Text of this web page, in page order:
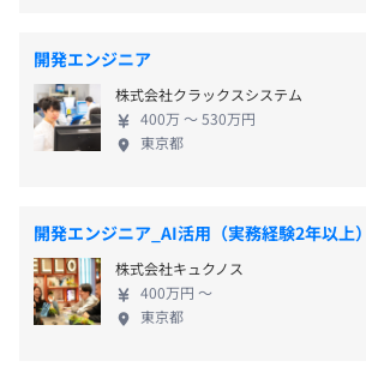
【プロジェクトの進め方】
■顧客とシステムに取り込む要件を優先
調整し、開発を進めていくため、顧客
イレクトに感じられます。
賞与：年2回（7月、12月）
◎平均3.5カ月／年（2024年実績）
※別途決算賞与支給年度あり
昇給：年1回（4月）
社会保険完備（健康保険・厚生年金加
祉団体定期保険 ・従業員持株会制度
援 ・PSIコミュニティ（社員のコミュ
進施策） 【休日】 ・完全週休2日制（土・日） ・年
間休日 約120日 ・祝日、年末年始（
月4日) 【休暇】 ・有給休暇（継続年数により10～20
護休暇 ・産前産後休業 ・育児休業（
取得実績あり） ・介護休業
開発エンジニア
株式会社クラックスシステム
400万 〜 530万円
東京都
開発エンジニア_AI活用（実務経験2年以上）
株式会社キュクノス
400万円 〜
東京都